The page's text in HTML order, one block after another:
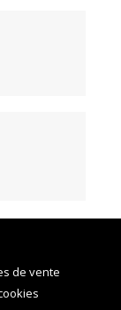
de vente